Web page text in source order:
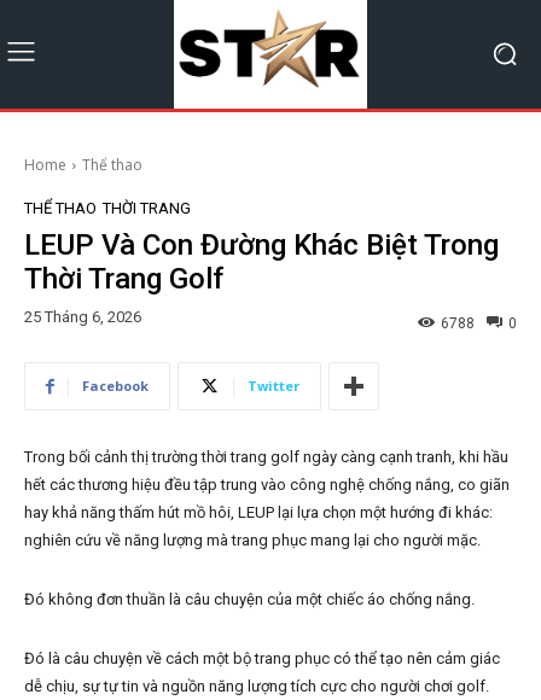
Home Thể thao
THỂ THAO THỜI TRANG
LEUP Và Con Đường Khác Biệt Trong
Thời Trang Golf
25 Tháng 6, 2026 0
6788
Facebook Twitter
Trong bối cảnh thị trường thời trang golf ngày càng cạnh tranh, khi hầu
hết các thương hiệu đều tập trung vào công nghệ chống nắng, co giãn
hay khả năng thấm hút mồ hôi, LEUP lại lựa chọn một hướng đi khác:
nghiên cứu về năng lượng mà trang phục mang lại cho người mặc.
Đó không đơn thuần là câu chuyện của một chiếc áo chống nắng.
Đó là câu chuyện về cách một bộ trang phục có thể tạo nên cảm giác
dễ chịu, sự tự tin và nguồn năng lượng tích cực cho người chơi golf.